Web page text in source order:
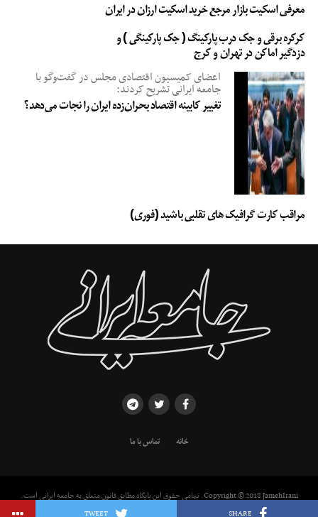
SHARE
TWEET
معرفی اسکیت بازار مرجع خرید اسکیت ارزان در ایران
کرکره برقی و جک درب پارکینگ ( جک پارکینگی ) و
دزدگیر اماکن در تهران و کرج
اعضای کمیسیون اقتصادی مجلس در گفت‌وگو با
جامعه ایرانی تشریح کردند:
تغییر کابینه اقتصاد بحران‌زده ایران را نجات می‌دهد؟
مراقب کارت گرافیک های تقلبی باشید (فوری)
خانه تماس با ما
Copyright © 2018 JamehIrani. تمامی حقوق این پایگاه مطابق قانون متعلق به جامعه ایرانی است.
استفاده از مطالب با ذکر منبع بلامانع است.